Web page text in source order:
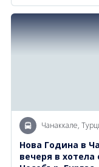
Чанаккале,
Новa Година в
вечеря в хотела